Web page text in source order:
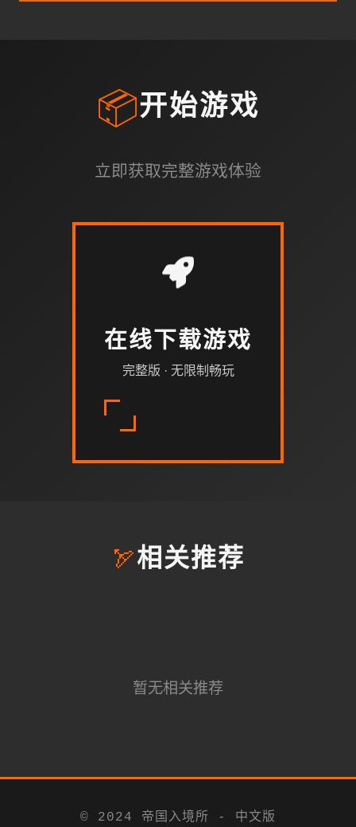
📦开始游戏
立即获取完整游戏体验
在线下载游戏
完整版 · 无限制畅玩
🏹相关推荐
暂无相关推荐
© 2024 帝国入境所 - 中文版